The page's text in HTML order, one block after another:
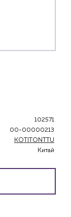
102571
00-00000213
KOTITONTTU
Китай